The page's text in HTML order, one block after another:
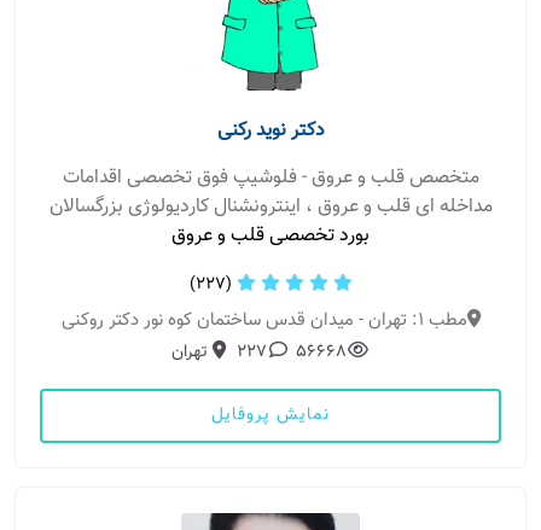
دکتر نوید رکنی
متخصص قلب و عروق - فلوشیپ فوق تخصصی اقدامات
مداخله ای قلب و عروق ، اینترونشنال کاردیولوژی بزرگسالان
بورد تخصصی قلب و عروق
(227)
مطب 1: تهران - میدان قدس ساختمان کوه نور دکتر روکنی
56668
227 تهران
نمایش پروفایل